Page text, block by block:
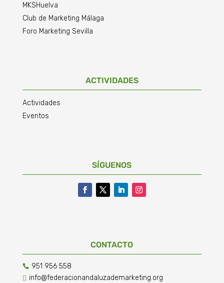
MKSHuelva
Club de Marketing Málaga
Foro Marketing Sevilla
ACTIVIDADES
Actividades
Eventos
SÍGUENOS
CONTACTO
 951 956 558
 info@federacionandaluzademarketing.org